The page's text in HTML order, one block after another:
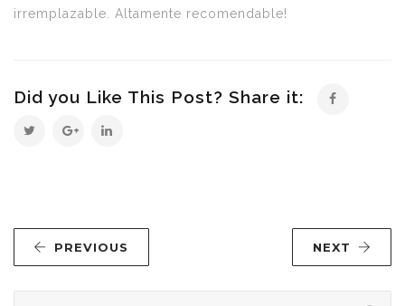
irremplazable. Altamente recomendable!
Did you Like This Post? Share it:
PREVIOUS NEXT